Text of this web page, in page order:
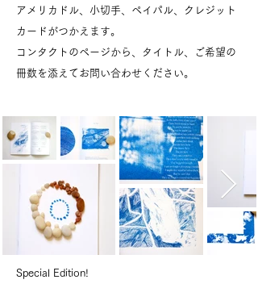
アメリカドル、小切手、ペイパル、クレジット
カードがつかえます。
コンタクトのページから、タイトル、ご希望の
冊数を添えて お問い合わせください。
Special Edition!